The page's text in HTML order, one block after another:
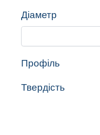
Діаметр
Профіль
Твердість